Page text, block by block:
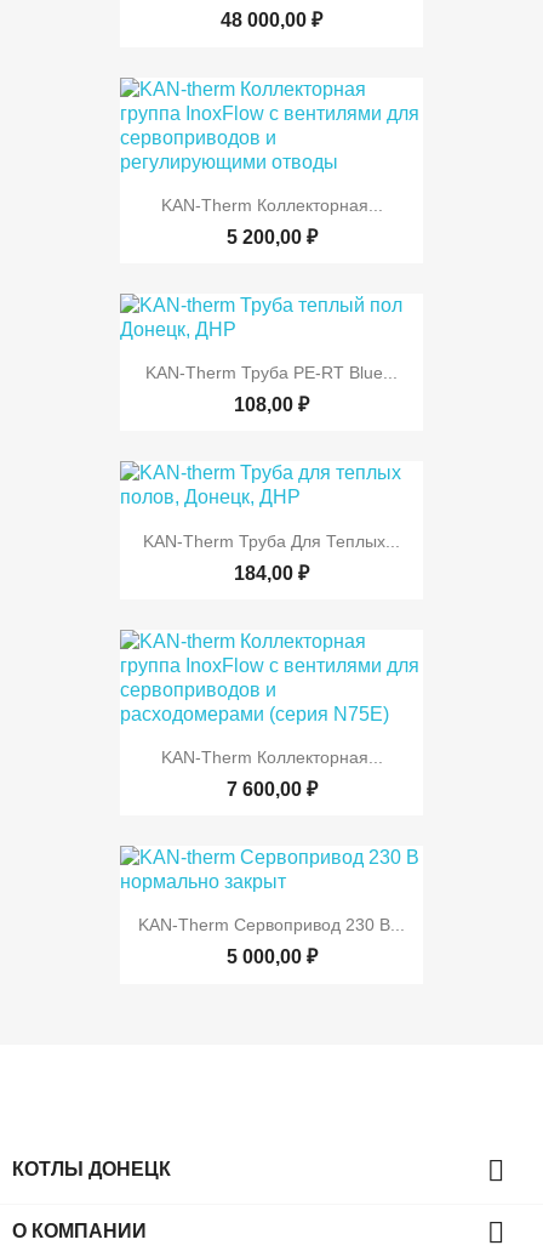
48 000,00 ₽
KAN-Therm Коллекторная...
5 200,00 ₽
KAN-Therm Труба PE-RT Blue...
108,00 ₽
KAN-Therm Труба Для Теплых...
184,00 ₽
KAN-Therm Коллекторная...
7 600,00 ₽
KAN-Therm Сервопривод 230 В...
5 000,00 ₽
КОТЛЫ ДОНЕЦК 
О КОМПАНИИ 